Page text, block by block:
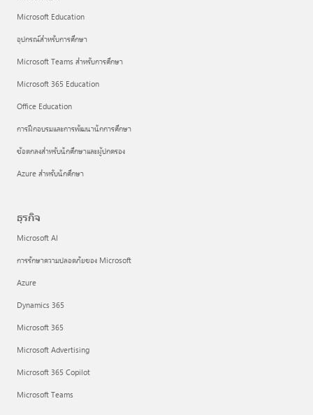
Microsoft Education
อุปกรณ์สำหรับการศึกษา
Microsoft Teams สำหรับการศึกษา
Microsoft 365 Education
Office Education
การฝึกอบรมและการพัฒนานักการศึกษา
ข้อตกลงสำหรับนักศึกษาและผู้ปกครอง
Azure สำหรับนักศึกษา
ธุรกิจ
Microsoft AI
การรักษาความปลอดภัยของ Microsoft
Azure
Dynamics 365
Microsoft 365
Microsoft Advertising
Microsoft 365 Copilot
Microsoft Teams